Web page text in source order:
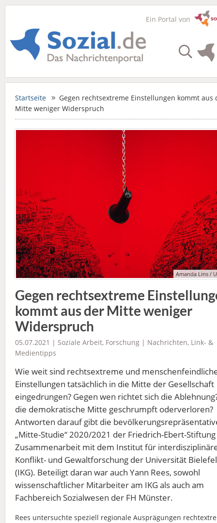
Ein Portal von
Startseite
Gegen rechtsextreme Einstellungen kommt aus
Mitte weniger Widerspruch
Amanda Lins /
Gegen rechtsextreme
kommt aus der Mitte weniger
Widerspruch
05.07.2021 | Soziale Arbeit, Forschung | Nachrichten, Link- &
Medientipps
Wie weit sind rechtsextreme und
Einstellungen tatsächlich in die Mitte der Gesellschaft
eingedrungen? Gegen wen richtet sich die
die demokratische Mitte geschrumpft oderverloren?
Antworten darauf gibt die
„Mitte-Studie“ 2020/2021 der Friedrich-Ebert-
Zusammenarbeit mit dem Institut für
Konflikt- und Gewaltforschung der Universität
(IKG). Beteiligt daran war auch Yann Rees, sowohl
wissenschaftlicher Mitarbeiter am IKG als auch am
Fachbereich Sozialwesen der FH Münster.
Rees untersuchte speziell regionale Ausprägungen